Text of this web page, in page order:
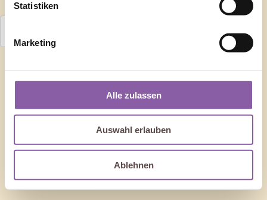
Statistiken
Marketing
Alle zulassen
Auswahl erlauben
Ablehnen